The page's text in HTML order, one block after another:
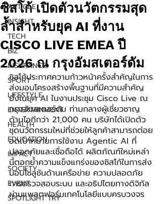
ARTICLE
INSIGHT
TECH
BIZ
INSURANCE
SPORT
LIFESTYLE
ENTERTAINMENT
HEALTH
EDUCATION
IMPACT
SOCIETY
EVENT
SPOTLIGHT TRY
ซิสโก้ เปิดตัวนวัตกรรมสุด
ล้ำสำหรับยุค AI ที่งาน
CISCO LIVE EMEA ปี
2026 ณ กรุงอัมสเตอร์ดัม
ซิสโก้ประกาศความก้าวหน้าครั้งสำคัญในการ
ส่งมอบโครงสร้างพื้นฐานที่มีความสำคัญ
ยิ่งในยุค AI ในงานประชุม Cisco Live ณ
กรุงอัมสเตอร์ดัม ท่ามกลางผู้เชี่ยวชาญ
ด้านไอทีกว่า 21,000 คน บริษัทได้เปิดตัว
ชุดนวัตกรรมใหม่ที่ช่วยให้ลูกค้าสามารถต่อย
อดเป้าหมายการใช้งาน Agentic AI ที่
ปลอดภัยและเชื่อถือได้ ผลิตภัณฑ์ใหม่เหล่า
นี้ตอกย้ำความแข็งแกร่งของซิสโก้ในการส่ง
มอบโซลูชันด้านเครือข่าย ความปลอดภัย
การตรวจสอบระบบ และอธิปไตยทางดิจิทัล
ผ่านแพลตฟอร์มเทคโนโลยีแบบครบวงจร